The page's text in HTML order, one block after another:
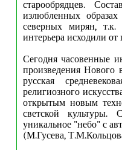
старообрядцев.
излюбленных
северных мирян,
интерьера исходили
Сегодня часовенные
произведения
русская
религиозного
открытым новым
светской культуры.
уникальное "небо" с
(М.Гусева,